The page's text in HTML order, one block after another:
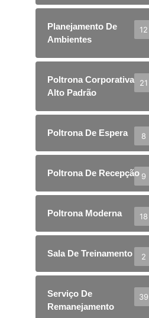
Planejamento De
Ambientes
12
Poltrona Corporativa
Alto Padrão
21
Poltrona De Espera 8
Poltrona De Recepção 9
Poltrona Moderna 18
Sala De Treinamento 2
Serviço De
Remanejamento
39